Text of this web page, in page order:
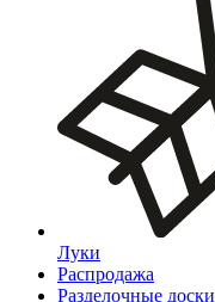
Луки
Распродажа
Разделочные доски